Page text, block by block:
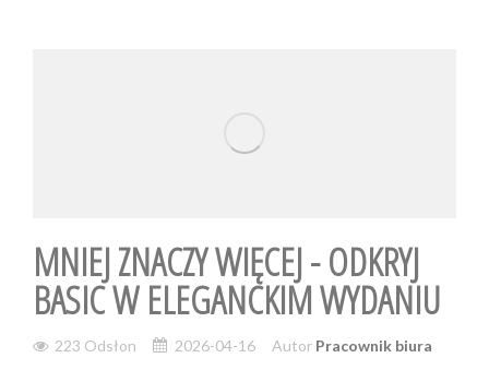
MNIEJ ZNACZY WIĘCEJ - ODKRYJ
BASIC W ELEGANCKIM WYDANIU
223 Odsłon 2026-04-16 Autor Pracownik biura